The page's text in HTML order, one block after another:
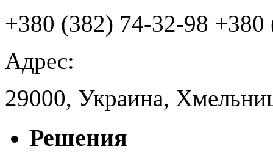
+380 (382) 74-32-98 +380
Адрес:
29000, Украина,
Решения